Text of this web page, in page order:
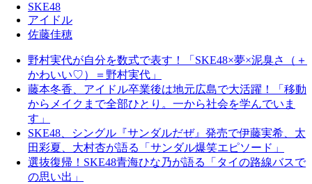
SKE48
アイドル
佐藤佳穂
野村実代が自分を数式で表す！「SKE48×夢×泥臭さ（＋
かわいい♡）＝野村実代」
藤本冬香、アイドル卒業後は地元広島で大活躍！「移動
からメイクまで全部ひとり。一から社会を学んでいま
す」
SKE48、シングル『サンダルだぜ』発売で伊藤実希、太
田彩夏、大村杏が語る「サンダル爆笑エピソード」
選抜復帰！SKE48青海ひな乃が語る「タイの路線バスで
の思い出」